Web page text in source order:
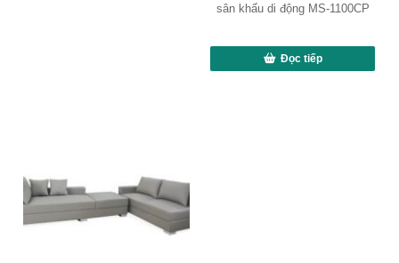
sân khấu di động MS-1100CP
Đọc tiếp